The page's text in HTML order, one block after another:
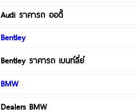
Audi ราคารถ ออดี้
Bentley
Bentley ราคารถ เบนท์ลี่ย์
BMW
Dealers BMW